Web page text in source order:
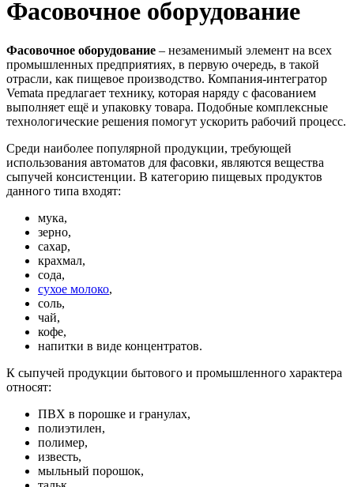
Фасовочное оборудование
Фасовочное оборудование – незаменимый элемент на всех
промышленных предприятиях, в первую очередь, в такой
отрасли, как пищевое производство. Компания-интегратор
Vemata предлагает технику, которая наряду с фасованием
выполняет ещё и упаковку товара. Подобные комплексные
технологические решения помогут ускорить рабочий процесс.
Среди наиболее популярной продукции, требующей
использования автоматов для фасовки, являются вещества
сыпучей консистенции. В категорию пищевых продуктов
данного типа входят:
мука,
зерно,
сахар,
крахмал,
сода,
сухое молоко,
соль,
чай,
кофе,
напитки в виде концентратов.
К сыпучей продукции бытового и промышленного характера
относят:
ПВХ в порошке и гранулах,
полиэтилен,
полимер,
известь,
мыльный порошок,